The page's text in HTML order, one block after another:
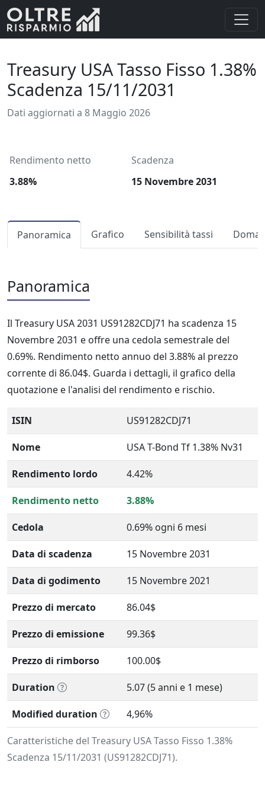
Treasury USA Tasso Fisso 1.38%
Scadenza 15/11/2031
Dati aggiornati a 8 Maggio 2026
Rendimento netto
Scadenza
3.88%
15 Novembre 2031
Panoramica Grafico Sensibilità tassi
Panoramica
Il Treasury USA 2031 US91282CDJ71 ha scadenza 15
Novembre 2031 e offre una cedola semestrale del
0.69%. Rendimento netto annuo del 3.88% al prezzo
corrente di 86.04$. Guarda i dettagli, il grafico della
quotazione e l'analisi del rendimento e rischio.
Caratteristiche del Treasury USA Tasso Fisso 1.38%
Scadenza 15/11/2031 (US91282CDJ71).
ISIN US91282CDJ71
Nome USA T-Bond Tf 1.38% Nv31
Rendimento lordo 4.42%
Rendimento netto 3.88%
Cedola 0.69% ogni 6 mesi
Data di scadenza 15 Novembre 2031
Data di godimento 15 Novembre 2021
Prezzo di mercato 86.04$
Prezzo di emissione 99.36$
Prezzo di rimborso 100.00$
Duration 5.07 (5 anni e 1 mese)
Modified duration 4,96%